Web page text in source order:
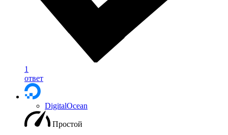
1
ответ
DigitalOcean
Простой